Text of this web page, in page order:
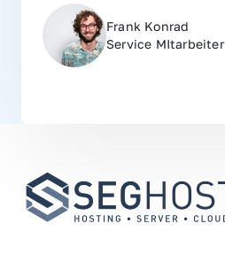
Frank Konrad
Service MItarbeiter